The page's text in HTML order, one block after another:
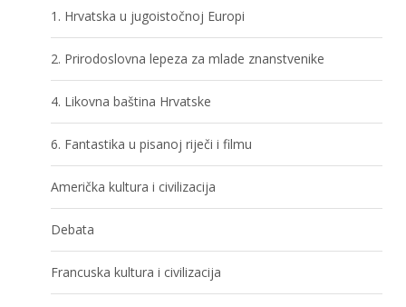
1. Hrvatska u jugoistočnoj Europi
2. Prirodoslovna lepeza za mlade znanstvenike
4. Likovna baština Hrvatske
6. Fantastika u pisanoj riječi i filmu
Američka kultura i civilizacija
Debata
Francuska kultura i civilizacija